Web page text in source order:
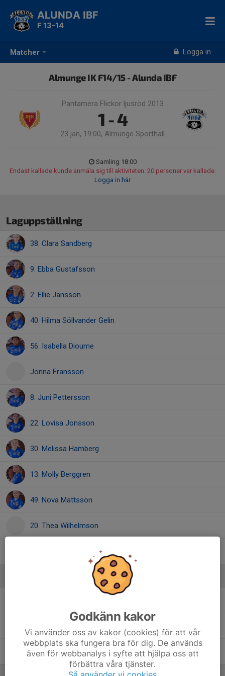
Matcher Logga in
ALUNDA IBF
F 13-14
Almunge IK F14/15 - Alunda IBF
Pantamera Flickor ljusröd 2013
1 - 4
23 jan, 19:00, Almunge Sporthall
Samling 18:00
Endast kallade kunde anmäla sig till aktiviteten. 20 personer var kallade.
Logga in här
Laguppställning
38. Clara Sandberg
9. Ebba Gustafsson
2. Ellie Jansson
40. Hilma Söllvander Gelin
56. Isabella Dioume
Jonna Fransson
8. Juni Pettersson
22. Lovisa Jonsson
30. Melissa Hamberg
13. Molly Berggren
49. Nova Mattsson
20. Thea Wilhelmson
19. Tilda Zelin Hillbom
Patrik LidénTränare
Godkänn kakor
Vi använder oss av kakor (cookies) för att vår
webbplats ska fungera bra för dig. De används
även för webbanalys i syfte att hjälpa oss att
förbättra våra tjänster.